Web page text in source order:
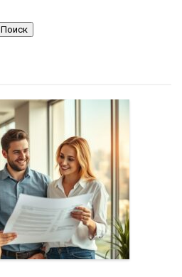
Поиск